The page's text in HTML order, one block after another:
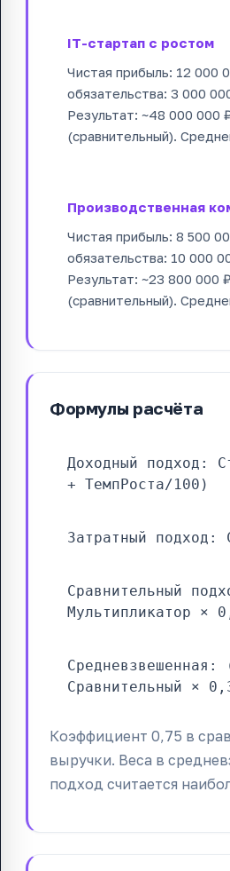
IT-стартап с ростом
Чистая прибыль: 12 000
обязательства: 3 000
Результат: ~48 000 000
(сравнительный).
Производственная
Чистая прибыль: 8 500
обязательства: 10 000
Результат: ~23 800 000
(сравнительный).
Формулы расчёта
Доходный подход:
+ ТемпРоста/100)
Затратный подход:
Сравнительный
Мультипликатор ×
Сравнительный ×
Коэффициент 0,75 в
выручки. Веса в
подход считается